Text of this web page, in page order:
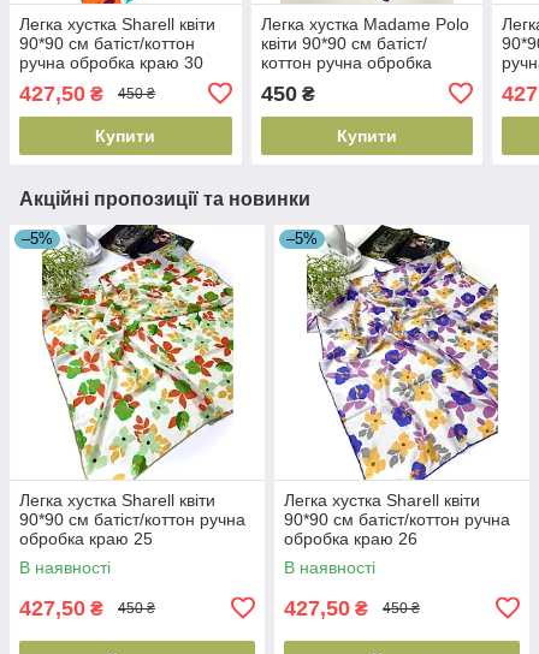
Легка хустка Sharell квіти
90*90 см батіст/коттон
ручна обробка краю 30
427,50 ₴ 450 ₴
Купити
Легка хустка Madame Polo
квіти 90*90 см батіст/
коттон ручна обробка
450₴
Купити
Акційні пропозиції та новинки
–5%
Легка хустка Sharell квіти
90*90 см батіст/коттон ручна
обробка краю 25
В наявності
427,50 ₴ 450 ₴
–5%
Легка хустка Sharell квіти
90*90 см батіст/коттон ручна
обробка краю 26
В наявності
427,50 ₴ 450 ₴